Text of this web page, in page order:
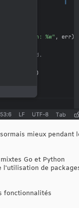
mieux pendant
Go et Python
l'utilisation de
fonctionnalités